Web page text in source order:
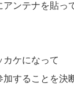
ンテナを貼っ
カケになって
することを決